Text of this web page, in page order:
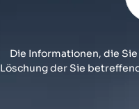
Die Informationen, die
Löschung der Sie